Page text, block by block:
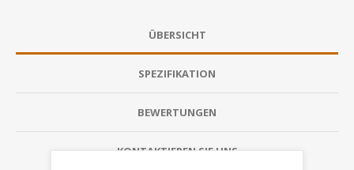
ÜBERSICHT
SPEZIFIKATION
BEWERTUNGEN
KONTAKTIEREN SIE UNS